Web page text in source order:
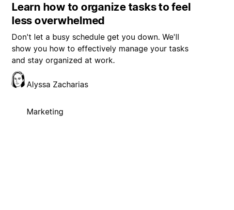
Learn how to organize tasks to feel
less overwhelmed
Don't let a busy schedule get you down. We'll
show you how to effectively manage your tasks
and stay organized at work.
Alyssa Zacharias
Marketing